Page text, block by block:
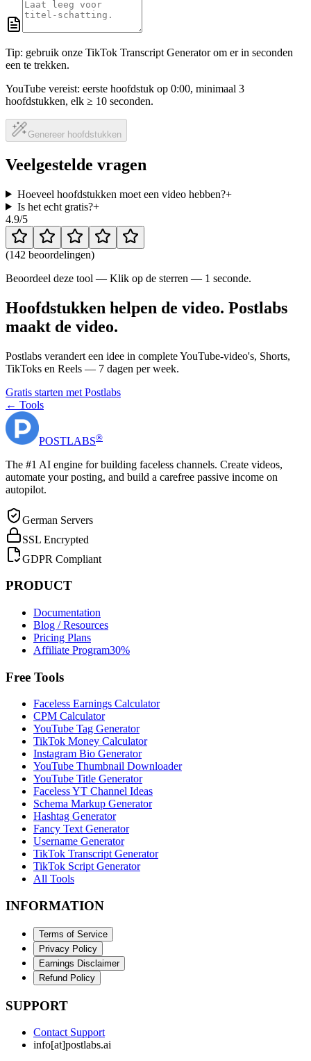
Tip: gebruik onze TikTok Transcript Generator om er in seconden
een te trekken.
YouTube vereist: eerste hoofdstuk op 0:00, minimaal 3
hoofdstukken, elk ≥ 10 seconden.
Genereer hoofdstukken
Veelgestelde vragen
Hoeveel hoofdstukken moet een video hebben?+
Is het echt gratis?+
4.9/5
(142 beoordelingen)
Beoordeel deze tool — Klik op de sterren — 1 seconde.
Hoofdstukken helpen de video. Postlabs
maakt de video.
Postlabs verandert een idee in complete YouTube-video's, Shorts,
TikToks en Reels — 7 dagen per week.
Gratis starten met Postlabs
← Tools
POSTLABS®
The #1 AI engine for building faceless channels. Create videos,
automate your posting, and build a carefree passive income on
autopilot.
German Servers
SSL Encrypted
GDPR Compliant
PRODUCT
Documentation
Blog / Resources
Pricing Plans
Affiliate Program30%
Free Tools
Faceless Earnings Calculator
CPM Calculator
YouTube Tag Generator
TikTok Money Calculator
Instagram Bio Generator
YouTube Thumbnail Downloader
YouTube Title Generator
Faceless YT Channel Ideas
Schema Markup Generator
Hashtag Generator
Fancy Text Generator
Username Generator
TikTok Transcript Generator
TikTok Script Generator
All Tools
INFORMATION
Terms of Service
Privacy Policy
Earnings Disclaimer
Refund Policy
SUPPORT
Contact Support
info[at]postlabs.ai